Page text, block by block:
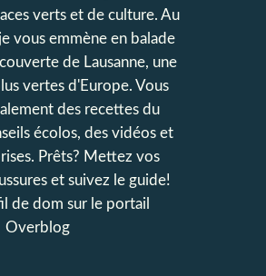
verts et de culture. Au
vous emmène en balade
de Lausanne, une
vertes d'Europe. Vous
des recettes du
écolos, des vidéos et
Prêts? Mettez vos
et suivez le guide!
de dom sur le portail
Overblog